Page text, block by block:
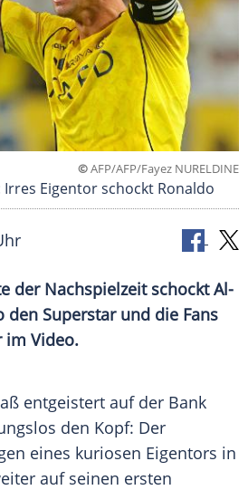
©AFP/AFP/Fayez NURELDINE
Eigentor schockt Ronaldo
der Nachspielzeit schockt Al-
den Superstar und die Fans
im Video.
entgeistert auf der Bank
den Kopf: Der
eines kuriosen Eigentors in
auf seinen ersten